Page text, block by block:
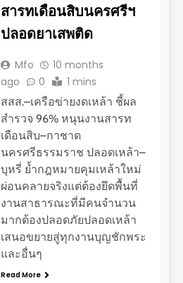
สารทเดือนสิบนครศรีฯ
ปลอดยาเสพติด
Mfo
10 months
ago
0 1 mins
สสส.–เครือข่ายงดเหล้า ชี้ผล
สำรวจ 96% หนุนงานสารท
เดือนสิบ–กาชาด
นครศรีธรรมราช ปลอดเหล้า–
บุหรี่ ย้ำกฎหมายคุมเหล้าใหม่
ผ่อนคลายจริงแต่ต้องยึดพื้นที่
งานสาธารณะที่มีคนจำนวน
มากต้องปลอดภัยปลอดเหล้า
เสนอขยายสู่ทุกงานบุญชักพระ
และอื่นๆ
Read More